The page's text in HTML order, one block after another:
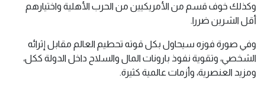
وكذلك خوف قسم من الأمريكيين من الحرب الأهلية واختيارهم
أقل الشرين ضررا.
وفي صورة فوزه سيحاول بكل قوته تحطيم العالم مقابل إثرائه
الشخصي، وتقوية نفوذ بارونات المال والسلاح داخل الدولة ككل،
ومزيد العنصرية، وأزمات عالمية كثيرة.